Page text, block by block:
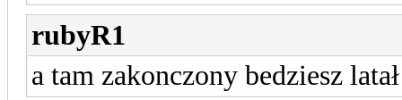
rubyR1
a tam zakonczony bedziesz